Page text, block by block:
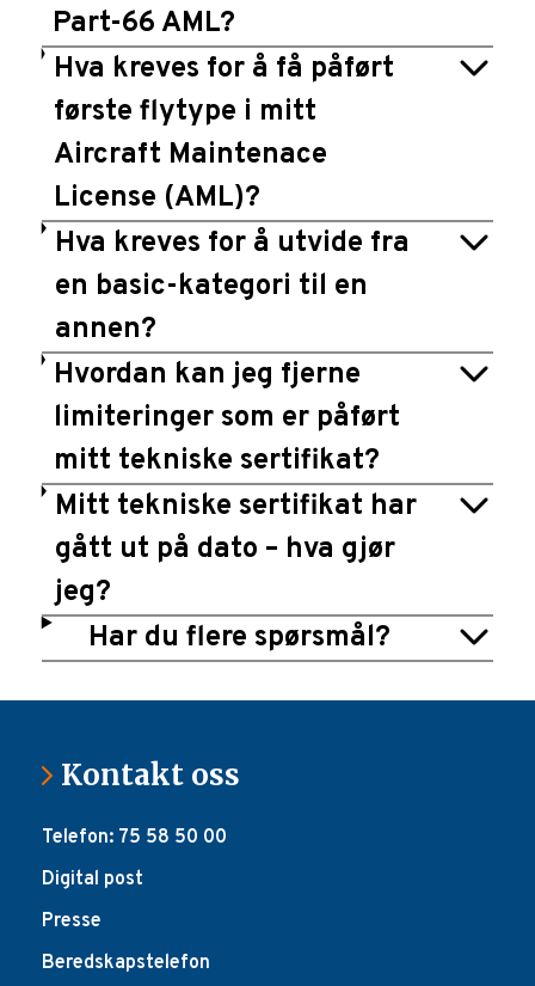
Part-66 AML?
Hva kreves for å få påført
første flytype i mitt
Aircraft Maintenace
License (AML)?
Hva kreves for å utvide fra
en basic-kategori til en
annen?
Hvordan kan jeg fjerne
limiteringer som er påført
mitt tekniske sertifikat?
Mitt tekniske sertifikat har
gått ut på dato – hva gjør
jeg?
Har du flere spørsmål?
Kontakt oss
Telefon: 75 58 50 00
Digital post
Presse
Beredskapstelefon